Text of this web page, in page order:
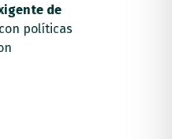
de
políticas